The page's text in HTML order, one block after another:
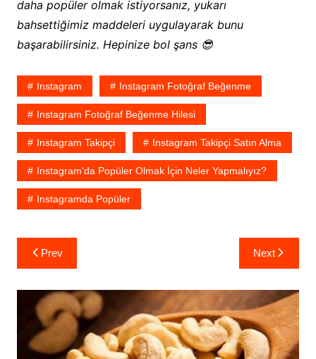
daha popüler olmak istiyorsanız, yukarı
bahsettiğimiz maddeleri uygulayarak bunu
başarabilirsiniz. Hepinize bol şans 😎
Instagram Instagram Fotoğraf Beğenme
Instagram Fotoğraf Beğenme Hilesi
Instagram Takipçi Instagram Takipçi Satın Alma
Instagram'da Popüler Olmak İçin Neler Yapmalıyız?
Instagramda Popüler
Yazı
gezinmesi
Prev Next